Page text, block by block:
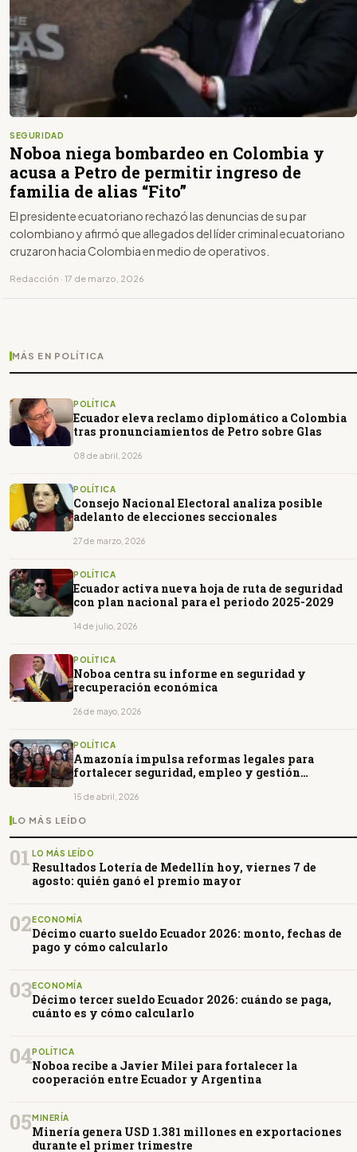
SEGURIDAD
Noboa niega bombardeo en Colombia y
acusa a Petro de permitir ingreso de
familia de alias “Fito”
El presidente ecuatoriano rechazó las denuncias de su par
colombiano y afirmó que allegados del líder criminal ecuatoriano
cruzaron hacia Colombia en medio de operativos.
Redacción · 17 de marzo, 2026
MÁS EN POLÍTICA
POLÍTICA
Ecuador eleva reclamo diplomático a Colombia
tras pronunciamientos de Petro sobre Glas
08 de abril, 2026
POLÍTICA
Consejo Nacional Electoral analiza posible
adelanto de elecciones seccionales
27 de marzo, 2026
POLÍTICA
Ecuador activa nueva hoja de ruta de seguridad
con plan nacional para el periodo 2025-2029
14 de julio, 2026
POLÍTICA
Noboa centra su informe en seguridad y
recuperación económica
26 de mayo, 2026
POLÍTICA
Amazonía impulsa reformas legales para
fortalecer seguridad, empleo y gestión
15 de abril, 2026
LO MÁS LEÍDO
01 LO MÁS LEÍDO
Resultados Lotería de Medellín hoy, viernes 7 de
agosto: quién ganó el premio mayor
02ECONOMÍA
Décimo cuarto sueldo Ecuador 2026: monto, fechas de
pago y cómo calcularlo
03ECONOMÍA
Décimo tercer sueldo Ecuador 2026: cuándo se paga,
cuánto es y cómo calcularlo
04POLÍTICA
Noboa recibe a Javier Milei para fortalecer la
cooperación entre Ecuador y Argentina
05MINERÍA
Minería genera USD 1.381 millones en exportaciones
durante el primer trimestre